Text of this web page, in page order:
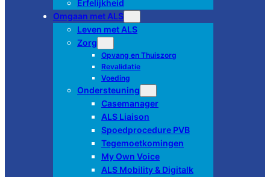
Erfelijkheid
Omgaan met ALS
Leven met ALS
Zorg
Opvang en Thuiszorg
Revalidatie
Voeding
Ondersteuning
Casemanager
ALS Liaison
Spoedprocedure PVB
Tegemoetkomingen
My Own Voice
ALS Mobility & Digitalk